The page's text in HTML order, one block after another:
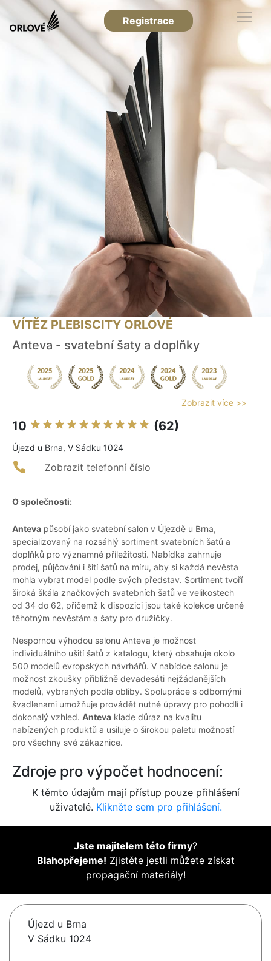
Registrace
VÍTĚZ PLEBISCITY ORLOVÉ
Anteva - svatební šaty a doplňky
Zobrazit více >>
10 (62)
Újezd u Brna, V Sádku 1024
Zobrazit telefonní číslo
O společnosti:
Anteva působí jako svatební salon v Újezdě u Brna,
specializovaný na rozsáhlý sortiment svatebních šatů a
doplňků pro významné příležitosti. Nabídka zahrnuje
prodej, půjčování i šití šatů na míru, aby si každá nevěsta
mohla vybrat model podle svých představ. Sortiment tvoří
široká škála značkových svatebních šatů ve velikostech
od 34 do 62, přičemž k dispozici jsou také kolekce určené
těhotným nevěstám a šaty pro družičky.
Nespornou výhodou salonu Anteva je možnost
individuálního ušití šatů z katalogu, který obsahuje okolo
500 modelů evropských návrhářů. V nabídce salonu je
možnost zkoušky přibližně devadesáti nejžádanějších
modelů, vybraných podle obliby. Spolupráce s odbornými
švadlenami umožňuje provádět nutné úpravy pro pohodlí i
dokonalý vzhled. Anteva klade důraz na kvalitu
nabízených produktů a usiluje o širokou paletu možností
pro všechny své zákaznice.
Zdroje pro výpočet hodnocení:
K těmto údajům mají přístup pouze přihlášení
uživatelé. Klikněte sem pro přihlášení.
Jste majitelem této firmy?
Blahopřejeme! Zjistěte jestli můžete získat
propagační materiály!
Újezd u Brna
V Sádku 1024